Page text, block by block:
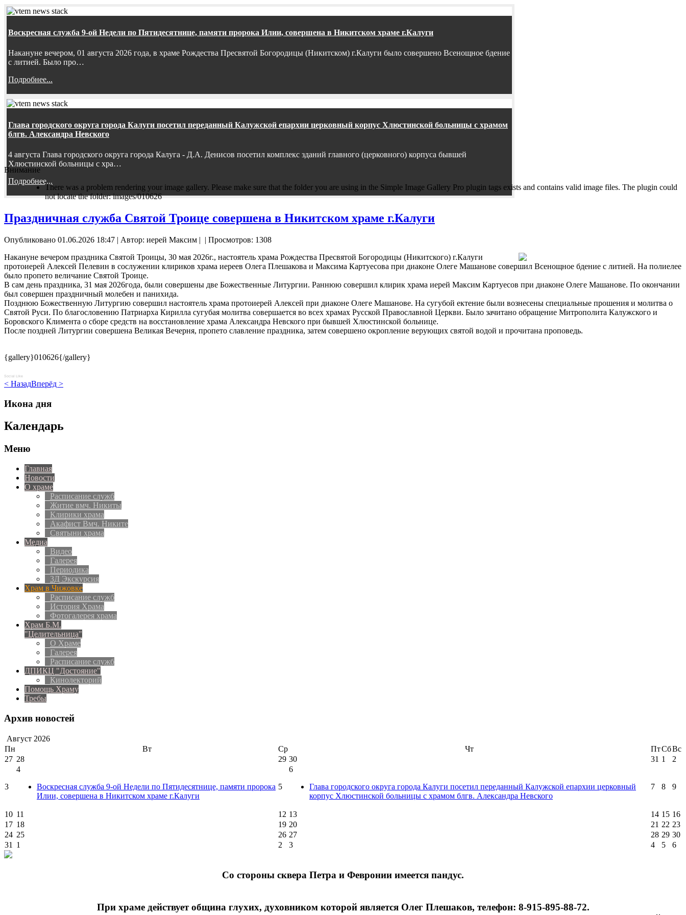
Воскресная служба 9-ой Недели по Пятидесятнице, памяти пророка Илии, совершена в Никитском храме г.Калуги
Накануне вечером, 01 августа 2026 года, в храме Рождества Пресвятой Богородицы (Никитском) г.Калуги было совершено Всенощное бдение
с литией. Было про…
Подробнее...
Глава городского округа города Калуги посетил переданный Калужской епархии церковный корпус Хлюстинской больницы с храмом
блгв. Александра Невского
4 августа Глава городского округа города Калуга - Д.А. Денисов посетил комплекс зданий главного (церковного) корпуса бывшей
Хлюстинской больницы с хра…
Подробнее...
Внимание
There was a problem rendering your image gallery. Please make sure that the folder you are using in the Simple Image Gallery Pro plugin tags exists and contains valid image files. The plugin could
not locate the folder: images/010626
Праздничная служба Святой Троице совершена в Никитском храме г.Калуги
Опубликовано 01.06.2026 18:47 | Автор: иерей Максим | | Просмотров: 1308
Накануне вечером праздника Святой Троицы, 30 мая 2026г., настоятель храма Рождества Пресвятой Богородицы (Никитского) г.Калуги
протоиерей Алексей Пелевин в сослужении клириков храма иереев Олега Плешакова и Максима Картуесова при диаконе Олеге Машанове совершил Всенощное бдение с литией. На полиелее
было пропето величание Святой Троице.
В сам день праздника, 31 мая 2026года, были совершены две Божественные Литургии. Раннюю совершил клирик храма иерей Максим Картуесов при диаконе Олеге Машанове. По окончании
был совершен праздничный молебен и панихида.
Позднюю Божественную Литургию совершил настоятель храма протоиерей Алексей при диаконе Олеге Машанове. На сугубой ектение были вознесены специальные прошения и молитва о
Святой Руси. По благословению Патриарха Кирилла сугубая молитва совершается во всех храмах Русской Православной Церкви. Было зачитано обращение Митрополита Калужского и
Боровского Климента о сборе средств на восстановление храма Александра Невского при бывшей Хлюстинской больнице.
После поздней Литургии совершена Великая Вечерня, пропето славление праздника, затем совершено окропление верующих святой водой и прочитана проповедь.
{gallery}010626{/gallery}
Social Like
< НазадВперёд >
Икона дня
Календарь
Меню
Главная
Новости
О храме
Расписание служб
Житие вмч. Никиты
Клирики храма
Акафист Вмч. Никите
Святыни храма
Медиа
Видео
Галерея
Периодика
3Д Экскурсия
Храм в Чижовке
Расписание служб
История Храма
Фотогалерея храма
Храм Б.М.
"Целительница"
О Храме
Галерея
Расписание служб
ДПИКЦ "Достояние"
Кинолекторий
Помощь Храму
Требы
Архив новостей
Август 2026
Пн
Вт Ср Чт ПтСбВс
27 28 29 30 31 1 2
3
4
Воскресная служба 9-ой Недели по Пятидесятнице, памяти пророка
Илии, совершена в Никитском храме г.Калуги
5
6
Глава городского округа города Калуги посетил переданный Калужской епархии церковный
корпус Хлюстинской больницы с храмом блгв. Александра Невского
7 8 9
10 11 12 13 14 15 16
17 18 19 20 21 22 23
24 25 26 27 28 29 30
31
1 2 3 4 5 6
Cо стороны сквера Петра и Февронии имеется пандус.
При храме действует община глухих, духовником которой является Олег Плешаков, телефон: 8-915-895-88-72.